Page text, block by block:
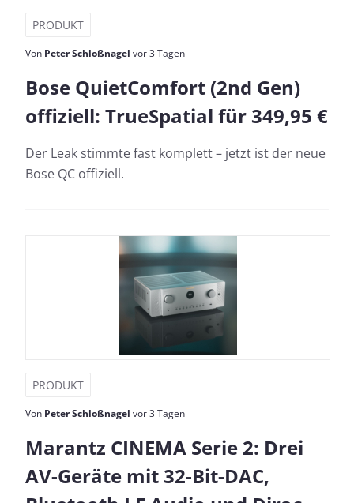
PRODUKT
Von Peter Schloßnagel vor 3 Tagen
Bose QuietComfort (2nd Gen)
offiziell: TrueSpatial für 349,95 €
Der Leak stimmte fast komplett – jetzt ist der neue
Bose QC offiziell.
PRODUKT
Von Peter Schloßnagel vor 3 Tagen
Marantz CINEMA Serie 2: Drei
AV-Geräte mit 32-Bit-DAC,